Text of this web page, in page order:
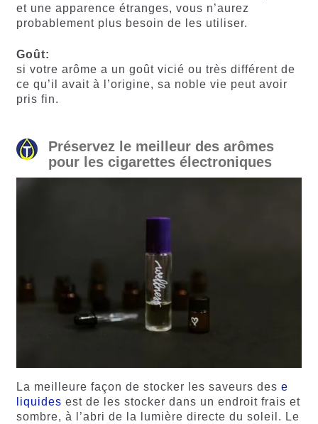
et une apparence étranges, vous n’aurez
probablement plus besoin de les utiliser.
Goût:
si votre arôme a un goût vicié ou très différent de
ce qu’il avait à l’origine, sa noble vie peut avoir
pris fin.
Préservez le meilleur des arômes
pour les cigarettes électroniques
La meilleure façon de stocker les saveurs des e
liquides est de les stocker dans un endroit frais et
sombre, à l’abri de la lumière directe du soleil. Le